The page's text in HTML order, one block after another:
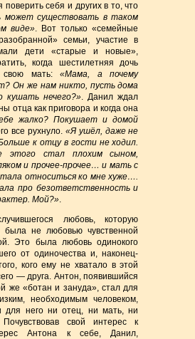
поверить себя и других в то, что
может существовать в таком
виде». Вот только «семейные
семьи, участие в
дети «старые и новые»,
когда шестилетняя дочь
свою мать:«Мама, а почему
Он же нам никто, пусть дома
кушать нечего?». Данил ждал
отца как приговора и когда она
жалко? Покушает и домой
все рухнуло. «Я ушёл, даже не
к отцу в гости не ходил.
этого стал плохим сыном,
и прочее-прочее… и мать с
относиться ко мне хуже….
про безответственность и
Мой?».
любовь, которую
не любовью чувственной
Это была любовь одинокого
от одиночества и, наконец-
кого ему не хватало в этой
— друга. Антон, появившийся
же «ботан и зануда», стал для
необходимым человеком,
для него ни отец, ни мать, ни
свой интерес к
Антона к себе, Данил,